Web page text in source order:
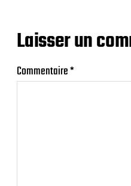
Laisser un
Commentaire*